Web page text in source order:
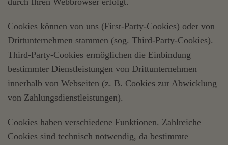
Cookies können von uns (First-Party-Cookies) oder von
Drittunternehmen stammen (sog. Third-Party-Cookies).
Third-Party-Cookies ermöglichen die Einbindung
bestimmter Dienstleistungen von Drittunternehmen
innerhalb von Webseiten (z. B. Cookies zur Abwicklung
von Zahlungsdienstleistungen).
Cookies haben verschiedene Funktionen. Zahlreiche
Cookies sind technisch notwendig, da bestimmte